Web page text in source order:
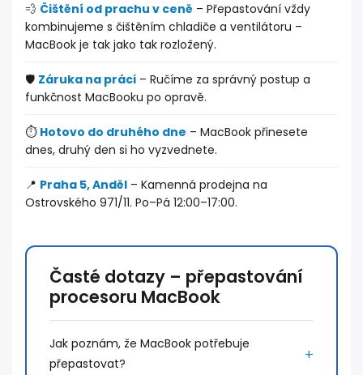
💨 Čištění od prachu v ceně – Přepastování vždy
kombinujeme s čištěním chladiče a ventilátoru –
MacBook je tak jako tak rozložený.
🛡️ Záruka na práci – Ručíme za správný postup a
funkčnost MacBooku po opravě.
⏱️ Hotovo do druhého dne – MacBook přinesete
dnes, druhý den si ho vyzvednete.
📍 Praha 5, Anděl – Kamenná prodejna na
Ostrovského 971/11. Po–Pá 12:00–17:00.
Časté dotazy – přepastování
procesoru MacBook
Jak poznám, že MacBook potřebuje
přepastovat?